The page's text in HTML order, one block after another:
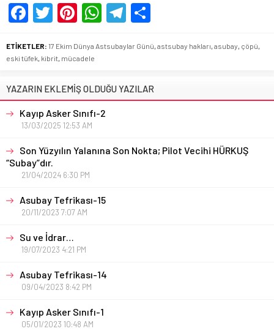
Facebook
Twitter
Pinterest
WhatsApp
Telegram
ETİKETLER: 17 Ekim Dünya Astsubaylar Günü, astsubay hakları, asubay, çöpü,
eski tüfek, kibrit, mücadele
YAZARIN EKLEMİŞ OLDUĞU YAZILAR
Kayıp Asker Sınıfı-2
13/03/2025 12:53 AM
Son Yüzyılın Yalanına Son Nokta; Pilot Vecihi HÜRKUŞ
“Subay”dır.
21/04/2024 6:30 PM
Asubay Tefrikası-15
20/11/2023 7:07 AM
Su ve İdrar…
19/07/2023 4:21 PM
Asubay Tefrikası-14
09/04/2023 8:42 PM
Kayıp Asker Sınıfı-1
05/01/2023 10:48 AM